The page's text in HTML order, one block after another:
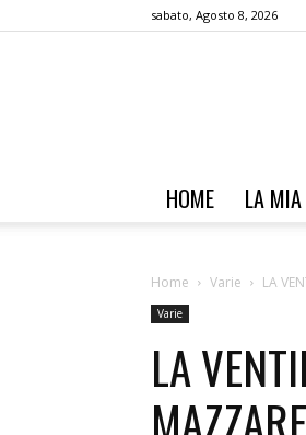
sabato, Agosto 8, 2026
HOME LA
Home Varie LA
Varie
LA